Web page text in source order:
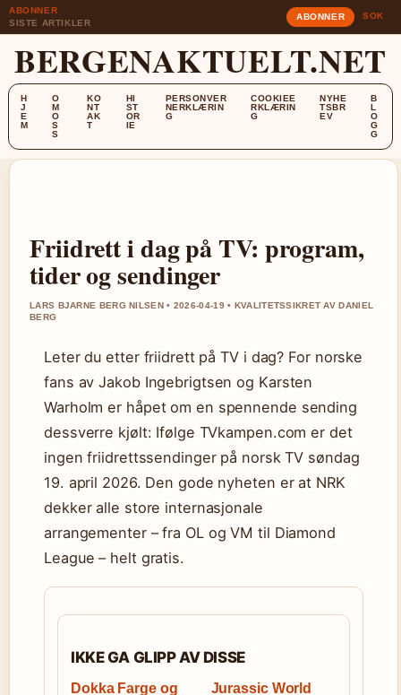
ABONNER
SISTE ARTIKLER
ABONNER SOK
BERGENAKTUELT.NET
H
J
E
M
O
M
O
S
S
KO
NT
AK
T
HI
ST
OR
IE
PERSONVER
NERKLÆRIN
G
COOKIEE
RKLÆRIN
G
NYHE
TSBR
EV
B
L
O
G
G
Friidrett i dag på TV: program,
tider og sendinger
LARS BJARNE BERG NILSEN • 2026-04-19 • KVALITETSSIKRET AV DANIEL
BERG
Leter du etter friidrett på TV i dag? For norske
fans av Jakob Ingebrigtsen og Karsten
Warholm er håpet om en spennende sending
dessverre kjølt: Ifølge TVkampen.com er det
ingen friidrettssendinger på norsk TV søndag
19. april 2026. Den gode nyheten er at NRK
dekker alle store internasjonale
arrangementer – fra OL og VM til Diamond
League – helt gratis.
IKKE GA GLIPP AV DISSE
Dokka Farge og
Jurassic World